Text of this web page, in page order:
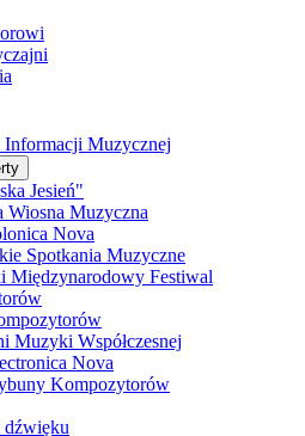
Informacji Muzycznej
Jesień"
Wiosna Muzyczna
Nova
Spotkania Muzyczne
Międzynarodowy Festiwal
Muzyki Współczesnej
Nova
Kompozytorów
dźwięku